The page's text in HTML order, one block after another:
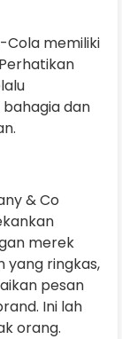
Cola memiliki
dan
& Co
merek
yang ringkas,
pesan
Ini lah
orang.